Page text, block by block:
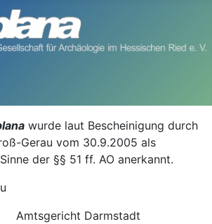
wurde laut Bescheinigung durch
Gerau vom 30.9.2005 als
der §§ 51 ff. AO anerkannt.
Amtsgericht Darmstadt